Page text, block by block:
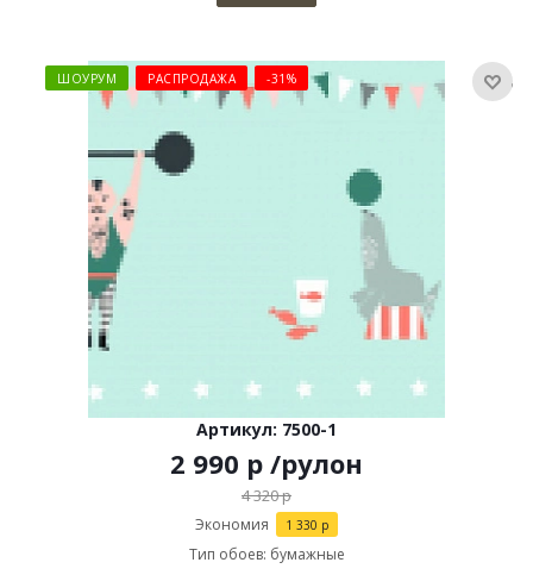
ШОУРУМ РАСПРОДАЖА -31%
Артикул: 7500-1
2 990 р /рулон
4 320р
Экономия 1 330 р
Тип обоев: бумажные